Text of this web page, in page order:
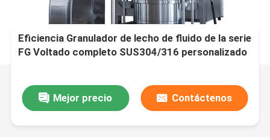
Eficiencia Granulador de lecho de fluido de la serie
FG Voltado completo SUS304/316 personalizado
Mejor precio Contáctenos